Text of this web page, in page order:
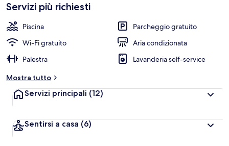
Servizi più richiesti
Piscina
Parcheggio gratuito
Wi-Fi gratuito
Aria condizionata
Palestra
Lavanderia self-service
Mostra tutto
Servizi principali (12)
Sentirsi a casa (6)